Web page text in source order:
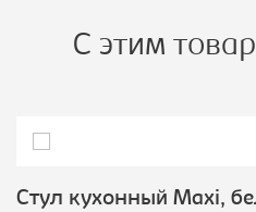
С этим
Стул кухонный Махi,